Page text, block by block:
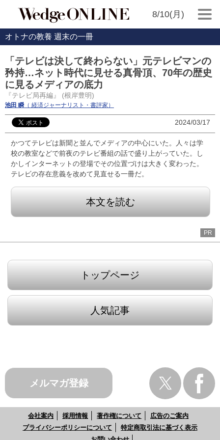
8/10(月)
オトナの教養 週末の一冊
「テレビは決して終わらない」元テレビマンの
矜持…ネット時代に見せる真骨頂、70年の歴史
に見るメディアの底力
『テレビ局再編』 (根岸豊明)
池田 瞬 （ 経済ジャーナリスト・書評家）
2024/03/17
かつてテレビは新聞と並んでメディアの中心にいた。人々は学
校の教室などで前夜のテレビ番組の話で盛り上がっていた。し
かしインターネットの登場でその位置づけは大きく変わった。
テレビの存在意義を改めて見直せる一冊だ。
本文を読む
PR
トップページ
人気記事
メルマガ登録
会社案内 採用情報 著作権について
広告のご案内
プライバシーポリシーについて
特定商取引法に基づく表示